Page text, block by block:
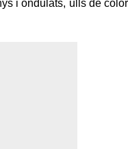
i ondulats, ulls de color